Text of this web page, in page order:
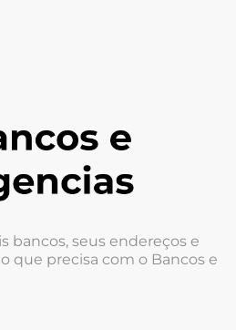
bancos, seus endereços e
que precisa com o Bancos e